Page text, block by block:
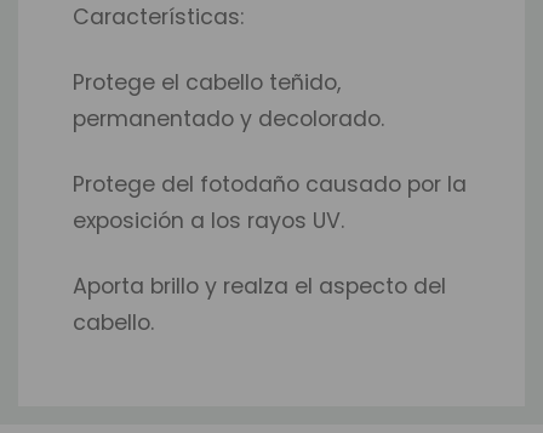
Características:
Protege el cabello teñido,
permanentado y decolorado.
Protege del fotodaño causado por la
exposición a los rayos UV.
Aporta brillo y realza el aspecto del
cabello.